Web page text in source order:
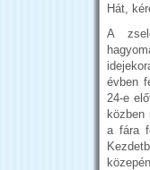
Hát,
A
évben
24-e
közben
a fára